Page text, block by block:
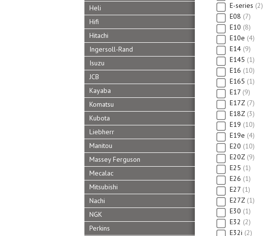
Heli
Hifi
Hitachi
Ingersoll-Rand
Isuzu
JCB
Kayaba
Komatsu
Kubota
Liebherr
Manitou
Massey Ferguson
Mecalac
Mitsubishi
Nachi
NGK
Perkins
E-series 2
E08 7
E10 8
E10e 4
E14 9
E145 1
E16 10
E165 1
E17 9
E17Z 7
E18Z 3
E19 10
E19e 4
E20 10
E20Z 9
E25 1
E26 1
E27 1
E27Z 1
E30 1
E32
2
E32i 2